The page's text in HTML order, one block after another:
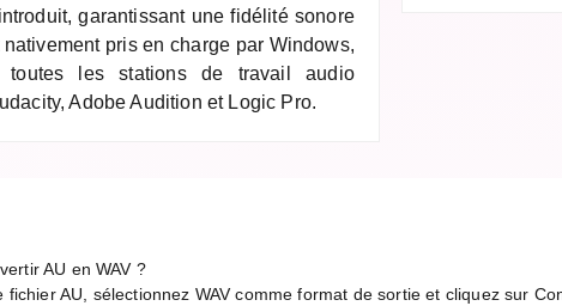
garantissant une fidélité sonore
pris en charge par Windows,
toutes les stations de travail audio
Adobe Audition et Logic Pro.
AU en WAV ?
fichier AU, sélectionnez WAV comme format de sortie et cliquez sur